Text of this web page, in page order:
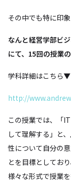
その中でも特に印
なんと経営学部ビ
にて、15回の授業
学科詳細はこちら▼
http://
この授業では、「
して理解する」と
性について自分の
とを目標としてお
様々な形式で授業